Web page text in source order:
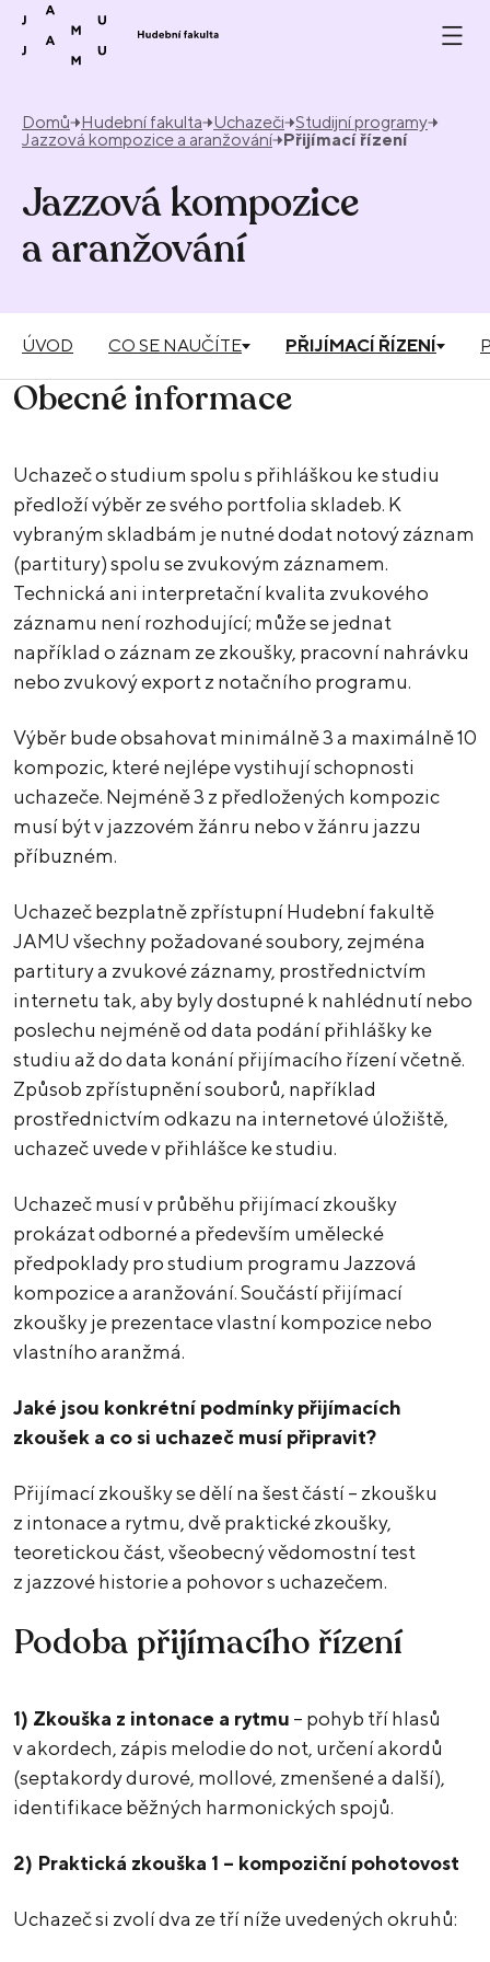
Přeskočit na obsah
Domů Hudební fakulta Uchazeči Studijní programy
Jazzová kompozice a aranžování Přijímací řízení
Jazzová kompozice
a aranžování
ÚVOD CO SE NAUČÍTE PŘIJÍMACÍ ŘÍZENÍ
Obecné informace
Uchazeč o studium spolu s přihláškou ke studiu
předloží výběr ze svého portfolia skladeb. K
vybraným skladbám je nutné dodat notový záznam
(partitury) spolu se zvukovým záznamem.
Technická ani interpretační kvalita zvukového
záznamu není rozhodující; může se jednat
například o záznam ze zkoušky, pracovní nahrávku
nebo zvukový export z notačního programu.
Výběr bude obsahovat minimálně 3 a maximálně 10
kompozic, které nejlépe vystihují schopnosti
uchazeče. Nejméně 3 z předložených kompozic
musí být v jazzovém žánru nebo v žánru jazzu
příbuzném.
Uchazeč bezplatně zpřístupní Hudební fakultě
JAMU všechny požadované soubory, zejména
partitury a zvukové záznamy, prostřednictvím
internetu tak, aby byly dostupné k nahlédnutí nebo
poslechu nejméně od data podání přihlášky ke
studiu až do data konání přijímacího řízení včetně.
Způsob zpřístupnění souborů, například
prostřednictvím odkazu na internetové úložiště,
uchazeč uvede v přihlášce ke studiu.
Uchazeč musí v průběhu přijímací zkoušky
prokázat odborné a především umělecké
předpoklady pro studium programu Jazzová
kompozice a aranžování. Součástí přijímací
zkoušky je prezentace vlastní kompozice nebo
vlastního aranžmá.
Jaké jsou konkrétní podmínky přijímacích
zkoušek a co si uchazeč musí připravit?
Přijímací zkoušky se dělí na šest částí – zkoušku
z intonace a rytmu, dvě praktické zkoušky,
teoretickou část, všeobecný vědomostní test
z jazzové historie a pohovor s uchazečem.
Podoba přijímacího řízení
1) Zkouška z intonace a rytmu – pohyb tří hlasů
v akordech, zápis melodie do not, určení akordů
(septakordy durové, mollové, zmenšené a další),
identifikace běžných harmonických spojů.
2) Praktická zkouška 1 – kompoziční pohotovost
Uchazeč si zvolí dva ze tří níže uvedených okruhů: